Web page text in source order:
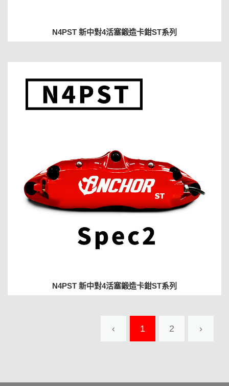
N4PST 新中對4活塞鍛造卡鉗ST系列
N4PST 新中對4活塞鍛造卡鉗ST系列
‹ 1 2 ›